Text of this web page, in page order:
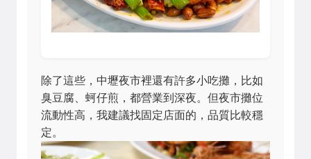
除了這些，中壢夜市裡還有許多小吃攤，比如
臭豆腐、蚵仔煎，都營業到深夜。但夜市攤位
流動性高，我建議找固定店面的，品質比較穩
定。